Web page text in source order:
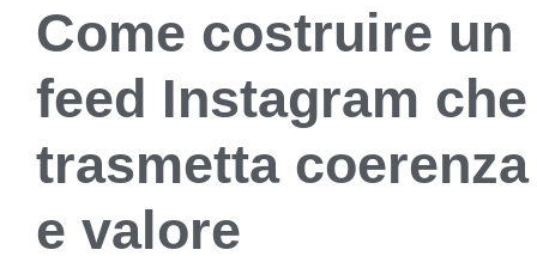
Come costruire un
feed Instagram che
trasmetta coerenza
e valore